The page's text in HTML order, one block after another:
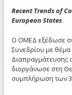
Recent Trends of
European States
Ο ΟΜΕΔ εξέδωσε σε
Συνεδρίου με θέμα
Διαπραγμάτευσης
διοργάνωσε στη
συμπλήρωση των